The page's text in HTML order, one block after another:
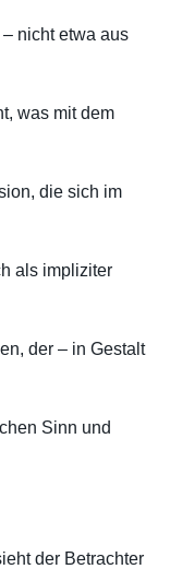
nicht etwa aus
was mit dem
die sich im
als impliziter
der – in Gestalt
Sinn und
der Betrachter